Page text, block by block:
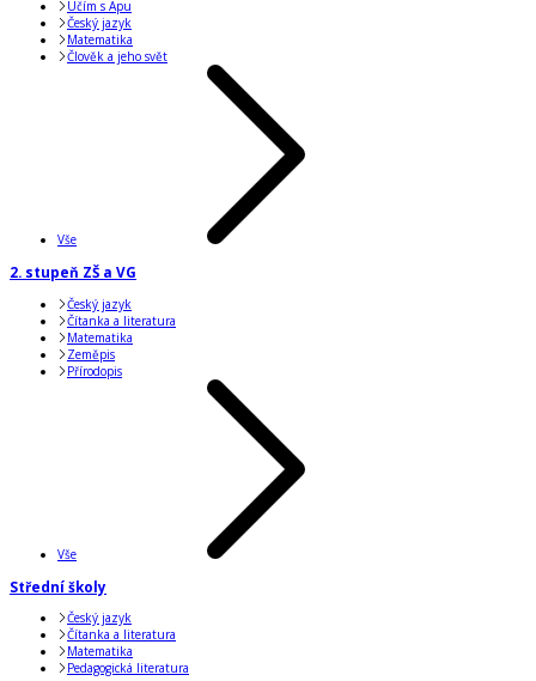
Učím s Apu
Český jazyk
Matematika
Člověk a jeho svět
Vše
2. stupeň ZŠ a VG
Český jazyk
Čítanka a literatura
Matematika
Zeměpis
Přírodopis
Vše
Střední školy
Český jazyk
Čítanka a literatura
Matematika
Pedagogická literatura